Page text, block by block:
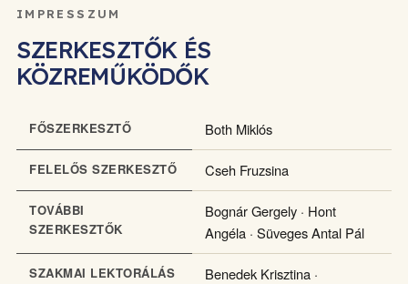
IMPRESSZUM
SZERKESZTŐK ÉS
KÖZREMŰKÖDŐK
FŐSZERKESZTŐ Both Miklós
FELELŐS SZERKESZTŐ Cseh Fruzsina
TOVÁBBI
SZERKESZTŐK
Bognár Gergely · Hont
Angéla · Süveges Antal Pál
SZAKMAI LEKTORÁLÁS
Benedek Krisztina ·